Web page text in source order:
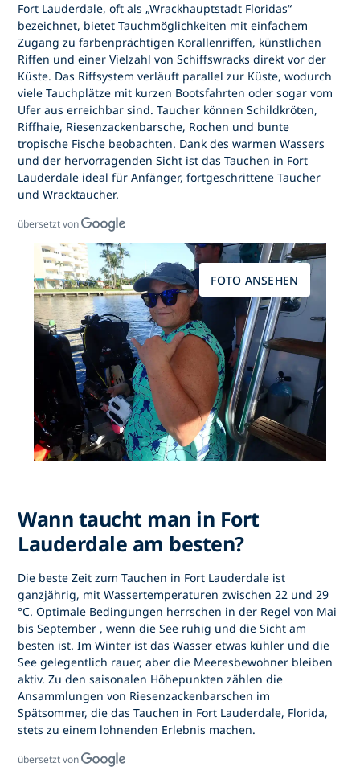
Fort Lauderdale, oft als „Wrackhauptstadt Floridas“
bezeichnet, bietet Tauchmöglichkeiten mit einfachem
Zugang zu farbenprächtigen Korallenriffen, künstlichen
Riffen und einer Vielzahl von Schiffswracks direkt vor der
Küste. Das Riffsystem verläuft parallel zur Küste, wodurch
viele Tauchplätze mit kurzen Bootsfahrten oder sogar vom
Ufer aus erreichbar sind. Taucher können Schildkröten,
Riffhaie, Riesenzackenbarsche, Rochen und bunte
tropische Fische beobachten. Dank des warmen Wassers
und der hervorragenden Sicht istdas Tauchen in Fort
Lauderdale ideal für Anfänger, fortgeschrittene Taucher
und Wracktaucher.
übersetzt von
FOTO ANSEHEN
Wann taucht man in Fort
Lauderdale am besten?
Die beste Zeit zumTauchen in Fort Lauderdale ist
ganzjährig, mit Wassertemperaturen zwischen 22 und 29
°C. Optimale Bedingungen herrschen in der Regel von Mai
bis September , wenn die See ruhig und die Sicht am
besten ist. Im Winter ist das Wasser etwas kühler und die
See gelegentlich rauer, aber die Meeresbewohner bleiben
aktiv. Zu den saisonalen Höhepunkten zählen die
Ansammlungen von Riesenzackenbarschen im
Spätsommer, diedas Tauchen in Fort Lauderdale, Florida,
stets zu einem lohnenden Erlebnis machen.
übersetzt von